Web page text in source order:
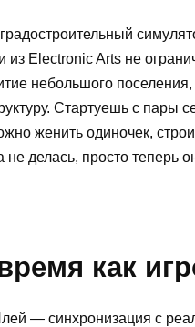
из Electronic Arts не
небольшого
Стартуешь с пары
женить одиночек,
не делась, просто теперь
как
— синхронизация с